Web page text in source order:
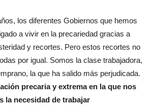
los diferentes Gobiernos que hemos
a vivir en la precariedad gracias a
y recortes. Pero estos recortes no
por igual. Somos la clase trabajadora,
la que ha salido más perjudicada.
precaria y extrema en la que nos
la necesidad de trabajar